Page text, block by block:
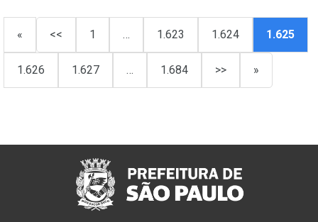
« << 1 … 1.623 1.624 1.625
1.626 1.627 … 1.684 >> »